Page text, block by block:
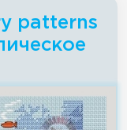
patterns